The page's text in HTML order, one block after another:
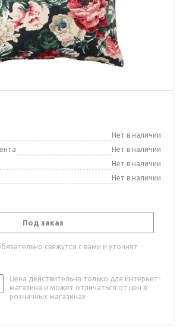
Нет в наличии
Нет в наличии
Нет в наличии
Нет в наличии
Под заказ
свяжутся с вами и уточнят
Цена действительна только для интернет-
магазина и может отличаться от цен в
розничных магазинах